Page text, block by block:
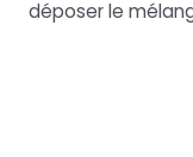
déposer le